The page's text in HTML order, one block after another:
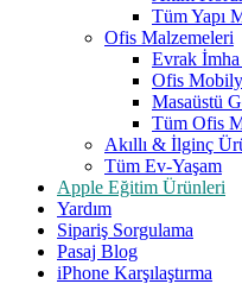
Tüm Yapı
Ofis Malzemeleri
Evrak
Ofis
Masaüstü
Tüm Ofis
Akıllı & İlginç
Tüm Ev-Yaşam
Apple Eğitim Ürünleri
Yardım
Sipariş Sorgulama
Pasaj Blog
iPhone Karşılaştırma